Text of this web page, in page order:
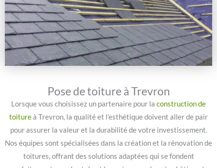
Pose de toiture à Trevron
Lorsque vous choisissez un partenaire pour la construction de
toitureà Trevron, la qualité et l’esthétique doivent aller de pair
pour assurer la valeur et la durabilité de votre investissement.
Nos équipes sont spécialisées dans la création et la rénovation de
toitures, offrant des solutions adaptées qui se fondent